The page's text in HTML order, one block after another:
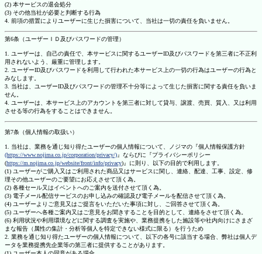
(2) 本サービスの退会処分
(3) その他当社が必要と判断する行為
4. 前項の措置によりユーザーに生じた損害について、当社は一切の責任を負いません。
第6条（ユーザーＩＤ及びパスワードの管理）
1. ユーザーは、自己の責任で、本サービスに関するユーザーID及びパスワードを第三者に不正利
用されないよう、厳重に管理します。
2. ユーザーID及びパスワードを利用して行われた本サービス上の一切の行為はユーザーの行為と
みなします。
3. 当社は、ユーザーID及びパスワードの管理不十分等によって生じた損害に関する責任を負いま
せん。
4. ユーザーは、本サービス上のアカウントを第三者に対して貸与、譲渡、売買、質入、又は利用
させる等の行為をすることはできません。
第7条（個人情報の取扱い）
1. 当社は、業務を通じ知り得たユーザーの個人情報について、ノジマの『個人情報保護方針
(https://www.nojima.co.jp/corporation/privacy/)』ならびに『プライバシーポリシー
(https://m.nojima.co.jp/website/front/info/privacy)』に則り、以下の目的で利用します。
(1) ユーザーがご購入又はご利用された商品又はサービスに関し、連絡、配達、工事、設定、修
理その他ユーザーのご要望にお応えさせて頂く為。
(2) 各種セール又はイベントへのご案内を送付させて頂く為。
(3) 電子メール配信サービスのお申し込みの確認及び電子メールを配信させて頂く為。
(4) ユーザーよりご意見又はご提言をいただいた事項に対し、ご回答させて頂く為。
(5) ユーザーへ各種ご案内又はご意見をお聞きすることを目的として、連絡をさせて頂く為。
(6) 利用状況や利用環境などに関する調査を実施や、業務提携をした施設等や社内向けにさまざ
まな報告（属性の集計・分析等個人を特定できない様式に限る）を行うため
2. 業務を通じ知り得たユーザーの個人情報について、以下の各号に該当する場合、弊社は個人デ
ータを業務提携先企業等の第三者に提供することがあります。